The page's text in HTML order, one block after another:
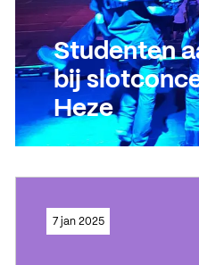
Studenten
bij
Heze
Lees meer
7 jan 2025